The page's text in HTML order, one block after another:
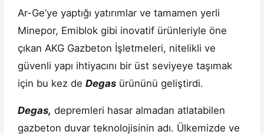
Ar-Ge’ye yaptığı yatırımlar ve tamamen yerli
Minepor, Emiblok gibi inovatif ürünleriyle öne
çıkan AKG Gazbeton İşletmeleri, nitelikli ve
güvenli yapı ihtiyacını bir üst seviyeye taşımak
için bu kez de Degas ürününü geliştirdi.
Degas, depremleri hasar almadan atlatabilen
gazbeton duvar teknolojisinin adı. Ülkemizde ve